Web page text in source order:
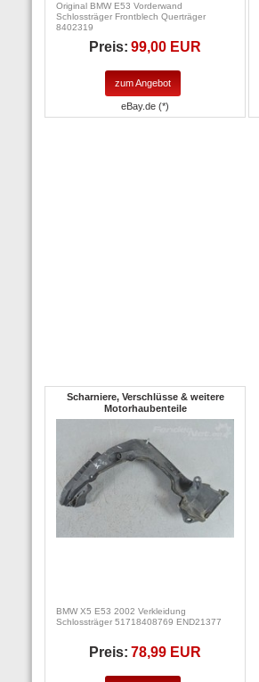
Original BMW E53 Vorderwand
Schlossträger Frontblech Querträger
8402319
Preis: 99,00 EUR
zum Angebot
eBay.de (*)
Scharniere, Verschlüsse & weitere
Motorhaubenteile
BMW X5 E53 2002 Verkleidung
Schlossträger 51718408769 END21377
Preis: 78,99 EUR